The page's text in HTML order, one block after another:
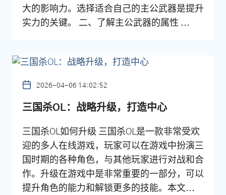
大的影响力。选择适合自己的主公武器是提升
实力的关键。 二、了解主公武器的属性 ...
2026-04-06 14:02:52
三国杀OL：战略升级，打造中心
三国杀OL如何升级 三国杀OL是一款非常受欢
迎的多人在线游戏，玩家可以在游戏中扮演三
国时期的各种角色，与其他玩家进行对战和合
作。升级在游戏中是非常重要的一部分，可以
提升角色的能力和解锁更多的技能。本文...